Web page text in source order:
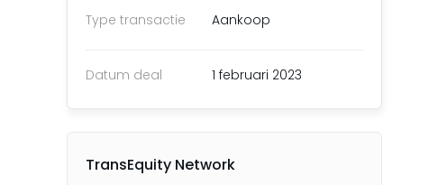
Type transactie
Aankoop
Datum deal 1 februari 2023
TransEquity Network